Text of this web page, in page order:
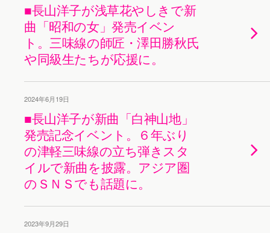
■長山洋子が浅草花やしきで新
曲「昭和の女」発売イベン
ト。三味線の師匠・澤田勝秋氏
や同級生たちが応援に。
2024年6月19日
■長山洋子が新曲「白神山地」
発売記念イベント。６年ぶり
の津軽三味線の立ち弾きスタ
イルで新曲を披露。アジア圏
のＳＮＳでも話題に。
2023年9月29日